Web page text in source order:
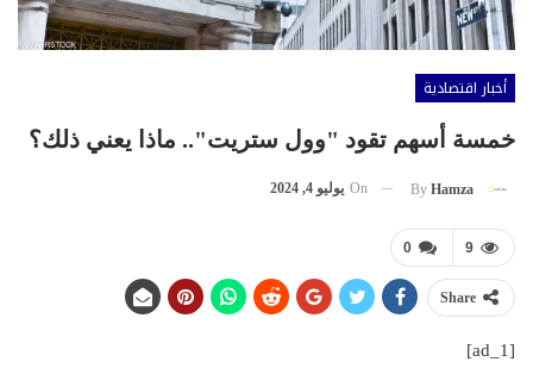
أخبار اقتصادية
خمسة أسهم تقود "وول ستريت".. ماذا يعني ذلك؟
By Hamza
On يوليو 4, 2024
0 9
Share
[ad_1]